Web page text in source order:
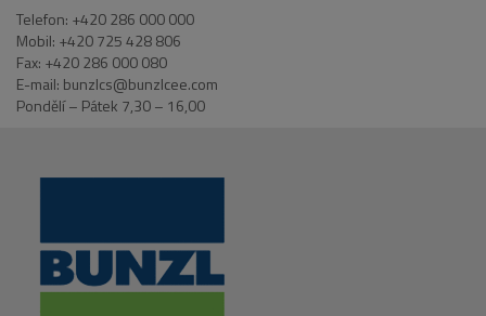
Telefon: +420 286 000 000
Mobil: +420 725 428 806
Fax: +420 286 000 080
E-mail: bunzlcs@bunzlcee.com
Pondělí – Pátek 7,30 – 16,00